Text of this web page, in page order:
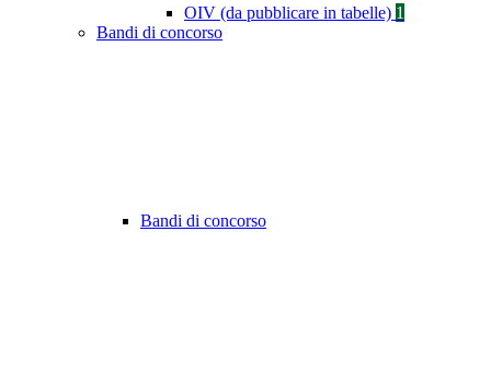
OIV (da pubblicare in tabelle) 1
Bandi di concorso
Bandi di concorso